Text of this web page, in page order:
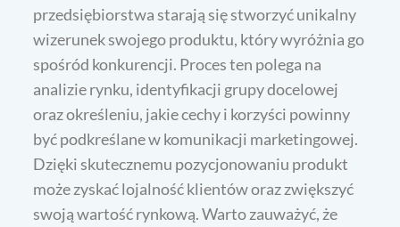
przedsiębiorstwa starają się stworzyć unikalny
wizerunek swojego produktu, który wyróżnia go
spośród konkurencji. Proces ten polega na
analizie rynku, identyfikacji grupy docelowej
oraz określeniu, jakie cechy i korzyści powinny
być podkreślane w komunikacji marketingowej.
Dzięki skutecznemu pozycjonowaniu produkt
może zyskać lojalność klientów oraz zwiększyć
swoją wartość rynkową. Warto zauważyć, że